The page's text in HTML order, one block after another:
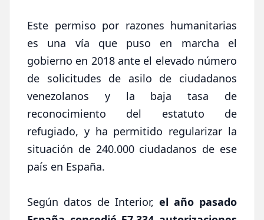
Este permiso por razones humanitarias
es una vía que puso en marcha el
gobierno en 2018 ante el elevado número
de solicitudes de asilo de ciudadanos
venezolanos y la baja tasa de
reconocimiento del estatuto de
refugiado, y ha permitido regularizar la
situación de 240.000 ciudadanos de ese
país en España.
Según datos de Interior, el año pasado